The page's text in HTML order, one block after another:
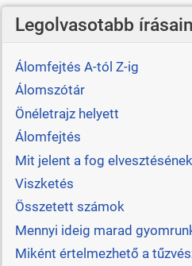
Legolvasotabb
Álomfejtés A-tól Z-ig
Álomszótár
Önéletrajz helyett
Álomfejtés
Mit jelent a fog
Viszketés
Összetett számok
Mennyi ideig marad
Miként értelmezhető a